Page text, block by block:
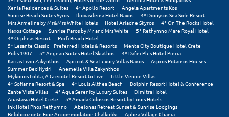
Κασσάνδρα
Καστοριά
Κατερίνη
Κέα - Τζιά
Κερατέα
Κέρκυρα
Xenia Residences & Suites
4* Apollo Resort
Angela Apartments Kos
Sunrise Beach Suites Syros
Iliovasilema Hotel Naxos
4* Dionysos Sea Side Resort
Mrs Armelina by Mr&Mrs White Hotels
Hotel Ariadne Skyros
4* On The Rocks Hotel
Naxos Cottage
Sunrise Paros by Mr and Mrs White
5* Rethymno Mare Royal Hotel
4* Orpheas Resort
Porfi Beach Hotel
5* Lesante Classic – Preferred Hotels & Resorts
Menta City Boutique Hotel Crete
Polis 1907
5* Aegean Suites Hotel Skiathos
4* Dafni Plus Hotel Pieria
Karras Livin Zakynthos
Apricot & Sea Luxury Villas Naxos
Aspros Potamos Houses
Summer Bed Nydri
Anemelia Villa Zakynthos
Mykonos Lolita, A Grecotel Resort to Live
Little Venice Villas
4* Sofianna Resort & Spa
4* Louis Althea Beach
Dolphin Resort Hotel & Conference
Zante Vista Villas
4* Aqua Serenity Luxury Suites
Dimitra Hotel
Anastasia Hotel Crete
5* Amada Colossos Resort by Louis Hotels
Ink Hotel Phos Rethymno
Abelonas Retreat Sunset & Sunrise Lodgings
Belohorizonte Fine Accommodation Chalkidiki
Aphea Village Chania